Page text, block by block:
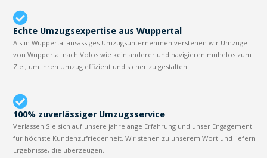
Echte Umzugsexpertise aus Wuppertal
Als in Wuppertal ansässiges Umzugsunternehmen verstehen wir Umzüge
von Wuppertal nach Volos wie kein anderer und navigieren mühelos zum
Ziel, um Ihren Umzug effizient und sicher zu gestalten.
100% zuverlässiger Umzugsservice
Verlassen Sie sich auf unsere jahrelange Erfahrung und unser Engagement
für höchste Kundenzufriedenheit. Wir stehen zu unserem Wort und liefern
Ergebnisse, die überzeugen.